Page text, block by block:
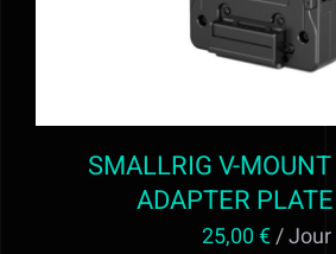
SMALLRIG V-
ADAPTER
25,00€/ Jour